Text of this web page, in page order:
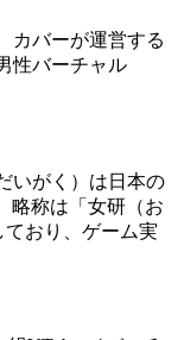
カバーが運営する
性バーチャル
いがく）は日本の
略称は「女研（お
ており、ゲーム実